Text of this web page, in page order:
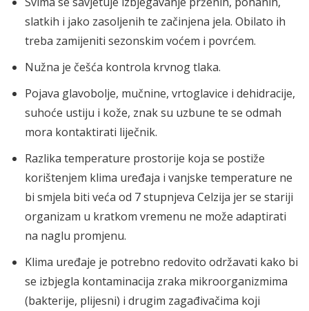
slatkih i jako zasoljenih te začinjena jela. Obilato ih
treba zamijeniti sezonskim voćem i povrćem.
Nužna je češća kontrola krvnog tlaka.
Pojava glavobolje, mučnine, vrtoglavice i dehidracije,
suhoće ustiju i kože, znak su uzbune te se odmah
mora kontaktirati liječnik.
Razlika temperature prostorije koja se postiže
korištenjem klima uređaja i vanjske temperature ne
bi smjela biti veća od 7 stupnjeva Celzija jer se stariji
organizam u kratkom vremenu ne može adaptirati
na naglu promjenu.
Klima uređaje je potrebno redovito održavati kako bi
se izbjegla kontaminacija zraka mikroorganizmima
(bakterije, plijesni) i drugim zagađivačima koji